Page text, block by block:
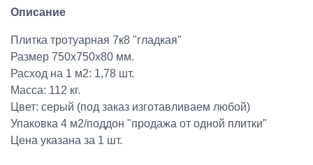
Описание
Плитка тротуарная 7к8 "гладкая"
Размер 750х750х80 мм.
Расход на 1 м2: 1,78 шт.
Масса: 112 кг.
Цвет: серый (под заказ изготавливаем любой)
Упаковка 4 м2/поддон "продажа от одной плитки"
Цена указана за 1 шт.